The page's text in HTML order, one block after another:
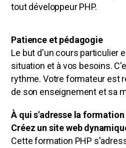
tout développeur PHP.
Patience et pédagogie
Le but d'un cours particulier
situation et à vos besoins.
rythme. Votre formateur est
de son enseignement et sa
À qui s'adresse la formation
Créez un site web
Cette formation PHP